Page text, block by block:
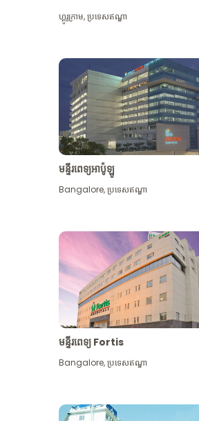
មើល​ច្រើន​ទៀត
ហ្គូរូក្រាម,ប្រទេសឥណ្ឌា
មន្ទីរពេទ្យអាប៉ូឡូ
Bangalore,ប្រទេសឥណ្ឌា
មន្ទីរពេទ្យ Fortis
Bangalore,ប្រទេសឥណ្ឌា